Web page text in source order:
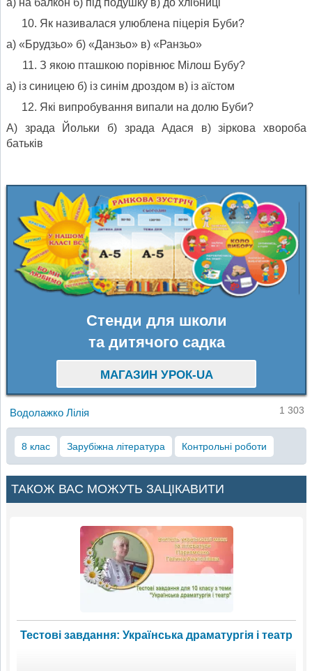
а) на балкон б) під подушку в) до хлібниці
Як називалася улюблена піцерія Буби?
а) «Брудзьо» б) «Данзьо» в) «Ранзьо»
З якою пташкою порівнює Мілош Бубу?
а) із синицею б) із синім дроздом в) із аїстом
Які випробування випали на долю Буби?
А) зрада Йольки б) зрада Адася в) зіркова хвороба
батьків
Стенди для школи
та дитячого садка
МАГАЗИН УРОК-UA
Водолажко Лілія 1 303
8 клас Зарубіжна література Контрольні роботи
ТАКОЖ ВАС МОЖУТЬ ЗАЦІКАВИТИ
Тестові завдання: Українська драматургія і театр